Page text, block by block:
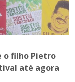
o filho Pietro
até agora